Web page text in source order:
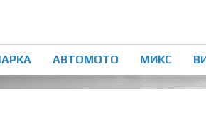
АВТОМОТО МИКС